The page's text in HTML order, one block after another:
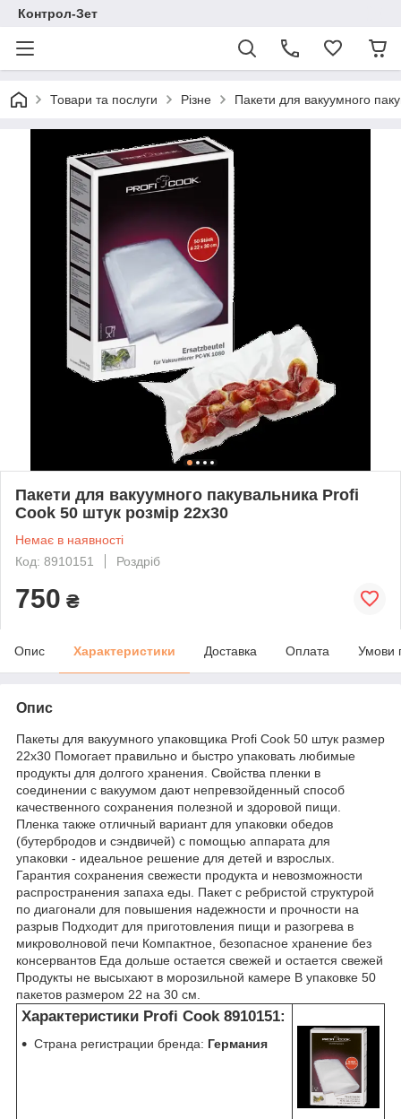
Контрол-Зет
Товари та послуги Різне Пакети для вакуумного
Пакети для вакуумного пакувальника Profi
Cook 50 штук розмір 22x30
Немає в наявності
Код: 8910151
Роздріб
750 ₴
Опис Характеристики Доставка Оплата Умови
Опис
Пакеты для вакуумного упаковщика Profi Cook 50 штук размер
22x30 Помогает правильно и быстро упаковать любимые
продукты для долгого хранения. Свойства пленки в
соединении с вакуумом дают непревзойденный способ
качественного сохранения полезной и здоровой пищи.
Пленка также отличный вариант для упаковки обедов
(бутербродов и сэндвичей) с помощью аппарата для
упаковки - идеальное решение для детей и взрослых.
Гарантия сохранения свежести продукта и невозможности
распространения запаха еды. Пакет с ребристой структурой
по диагонали для повышения надежности и прочности на
разрыв Подходит для приготовления пищи и разогрева в
микроволновой печи Компактное, безопасное хранение без
консервантов Еда дольше остается свежей и остается свежей
Продукты не высыхают в морозильной камере В упаковке 50
пакетов размером 22 на 30 см.
Характеристики Profi Cook 8910151:
Страна регистрации бренда: Германия